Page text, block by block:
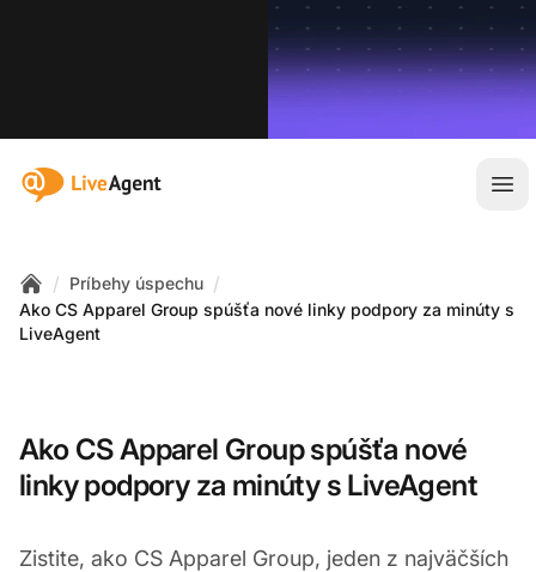
:site.title
Home
/ Príbehy úspechu /
Ako CS Apparel Group spúšťa nové linky podpory za minúty s
LiveAgent
Ako CS Apparel Group spúšťa nové
linky podpory za minúty s LiveAgent
Zistite, ako CS Apparel Group, jeden z najväčších